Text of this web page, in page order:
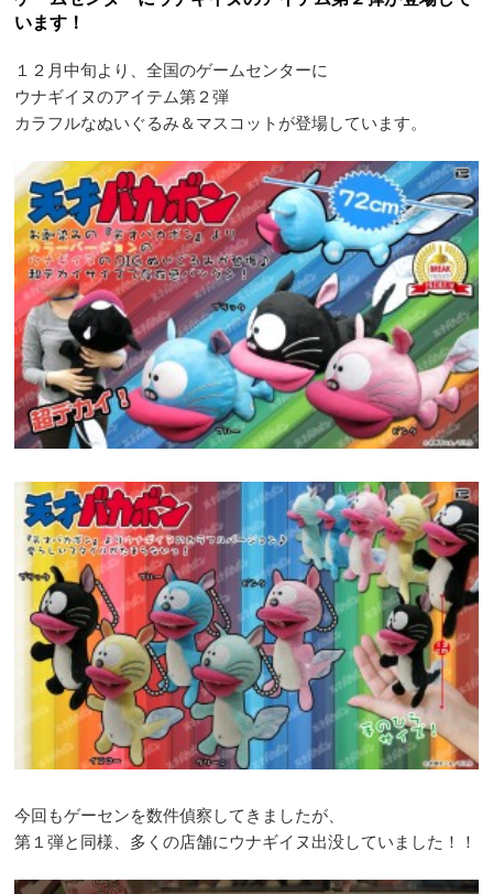
います！
１２月中旬より、全国のゲームセンターに
ウナギイヌのアイテム第２弾
カラフルなぬいぐるみ＆マスコットが登場しています。
今回もゲーセンを数件偵察してきましたが、
第１弾と同様、多くの店舗にウナギイヌ出没していました！！